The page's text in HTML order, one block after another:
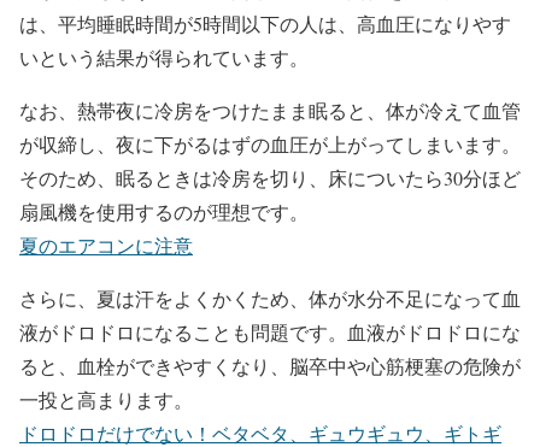
は、平均睡眠時間が5時間以下の人は、高血圧になりやす
いという結果が得られています。
なお、熱帯夜に冷房をつけたまま眠ると、体が冷えて血管
が収締し、夜に下がるはずの血圧が上がってしまいます。
そのため、眠るときは冷房を切り、床についたら30分ほど
扇風機を使用するのが理想です。
夏のエアコンに注意
さらに、夏は汗をよくかくため、体が水分不足になって血
液がドロドロになることも問題です。血液がドロドロにな
ると、血栓ができやすくなり、脳卒中や心筋梗塞の危険が
一投と高まります。
ドロドロだけでない！ベタベタ、ギュウギュウ、ギトギ